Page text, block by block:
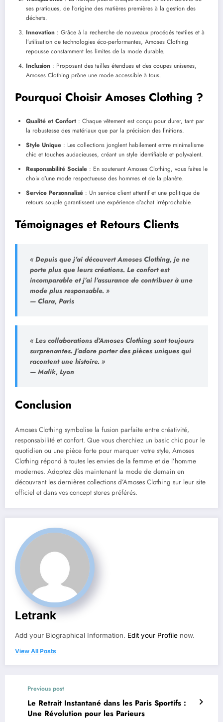
ses pratiques, de l’origine des matières premières à la gestion des
déchets.
Innovation : Grâce à la recherche de nouveaux procédés textiles et à
l’utilisation de technologies éco-performantes, Amoses Clothing
repousse constamment les limites de la mode durable.
Inclusion : Proposant des tailles étendues et des coupes unisexes,
Amoses Clothing prône une mode accessible à tous.
Pourquoi Choisir Amoses Clothing ?
Qualité et Confort : Chaque vêtement est conçu pour durer, tant par
la robustesse des matériaux que par la précision des finitions.
Style Unique : Les collections jonglent habilement entre minimalisme
chic et touches audacieuses, créant un style identifiable et polyvalent.
Responsabilité Sociale : En soutenant Amoses Clothing, vous faites le
choix d’une mode respectueuse des hommes et de la planète.
Service Personnalisé : Un service client attentif et une politique de
retours souple garantissent une expérience d’achat irréprochable.
Témoignages et Retours Clients
« Depuis que j’ai découvert Amoses Clothing, je ne
porte plus que leurs créations. Le confort est
incomparable et j’ai l’assurance de contribuer à une
mode plus responsable. »
— Clara, Paris
« Les collaborations d’Amoses Clothing sont toujours
surprenantes. J’adore porter des pièces uniques qui
racontent une histoire. »
— Malik, Lyon
Conclusion
Amoses Clothing symbolise la fusion parfaite entre créativité,
responsabilité et confort. Que vous cherchiez un basic chic pour le
quotidien ou une pièce forte pour marquer votre style, Amoses
Clothing répond à toutes les envies de la femme et de l’homme
modernes. Adoptez dès maintenant la mode de demain en
découvrant les dernières collections d’Amoses Clothing sur leur site
officiel et dans vos concept stores préférés.
Letrank
Add your Biographical Information. Edit your Profile now.
View All Posts
Previous post
Le Retrait Instantané dans les Paris Sportifs :
Une Révolution pour les Parieurs